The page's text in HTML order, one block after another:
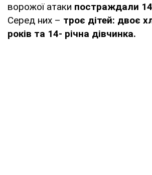
ворожої атаки постраждали
Серед них – троє дітей: двоє
років та 14- річна дівчинка.